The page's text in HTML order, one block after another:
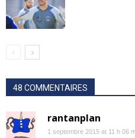
48 COMMENTAIRES
rantanplan
1 septembre 2015 at 11 h 06